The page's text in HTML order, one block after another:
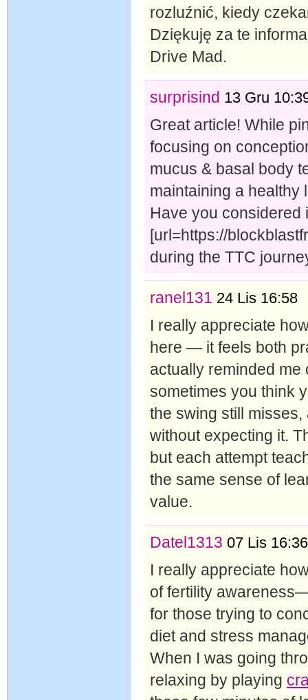
rozluźnić, kiedy
Dziękuję za te
Drive Mad.
surprisind 13 Gru
Great article! While
focusing on
mucus & basal body
maintaining a healthy
Have you considered
[url=https://
during the TTC
ranel131 24 Lis 16:58
I really appreciate
here — it feels both
actually reminded
sometimes you think
the swing still
without expecting it.
but each attempt
the same sense of
value.
Datel1313 07 Lis 16:36
I really appreciate
of fertility
for those trying to
diet and stress
When I was going
relaxing by playing